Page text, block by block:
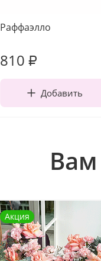
Раффаэлло
810 ₽
Добавить
Акция